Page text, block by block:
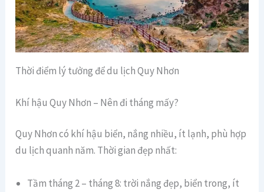
Thời điểm lý tưởng để du lịch Quy Nhơn
Khí hậu Quy Nhơn – Nên đi tháng mấy?
Quy Nhơn có khí hậu biển, nắng nhiều, ít lạnh, phù hợp
du lịch quanh năm. Thời gian đẹp nhất:
Tầm tháng 2 – tháng 8: trời nắng đẹp, biển trong, ít